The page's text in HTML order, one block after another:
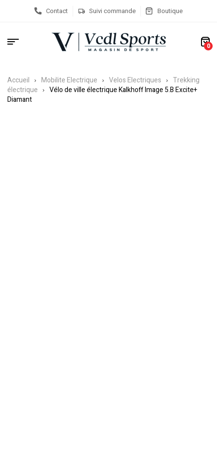
Contact Suivi commande Boutique
0
Accueil Mobilite Electrique Velos Electriques
Trekking
électrique
Vélo de ville électrique Kalkhoff Image 5.B Excite+
Diamant